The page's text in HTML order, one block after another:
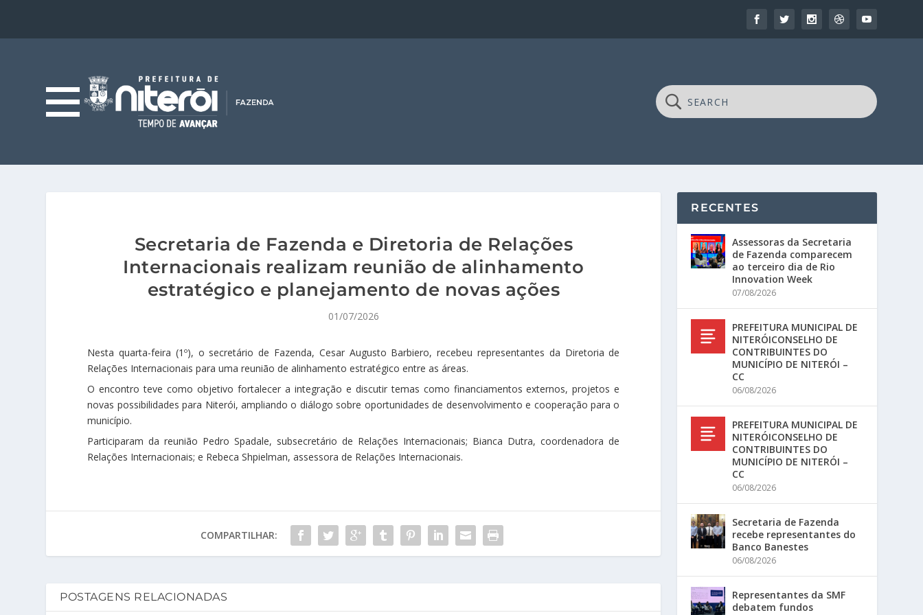
Secretaria de Fazenda e Diretoria de Relações
Internacionais realizam reunião de alinhamento
estratégico e planejamento de novas ações
01/07/2026
Nesta quarta-feira (1º), o secretário de Fazenda, Cesar Augusto Barbiero, recebeu representantes da Diretoria de
Relações Internacionais para uma reunião de alinhamento estratégico entre as áreas.
O encontro teve como objetivo fortalecer a integração e discutir temas como financiamentos externos, projetos e
novas possibilidades para Niterói, ampliando o diálogo sobre oportunidades de desenvolvimento e cooperação para o
município.
Participaram da reunião Pedro Spadale, subsecretário de Relações Internacionais; Bianca Dutra, coordenadora de
Relações Internacionais; e Rebeca Shpielman, assessora de Relações Internacionais.
COMPARTILHAR:
POSTAGENS RELACIONADAS
RECENTES
Assessoras da Secretaria
de Fazenda comparecem
ao terceiro dia de Rio
Innovation Week
07/08/2026
PREFEITURA MUNICIPAL DE
NITERÓICONSELHO DE
CONTRIBUINTES DO
MUNICÍPIO DE NITERÓI –
CC
06/08/2026
PREFEITURA MUNICIPAL DE
NITERÓICONSELHO DE
CONTRIBUINTES DO
MUNICÍPIO DE NITERÓI –
CC
06/08/2026
Secretaria de Fazenda
recebe representantes do
Banco Banestes
06/08/2026
Representantes da SMF
debatem fundos